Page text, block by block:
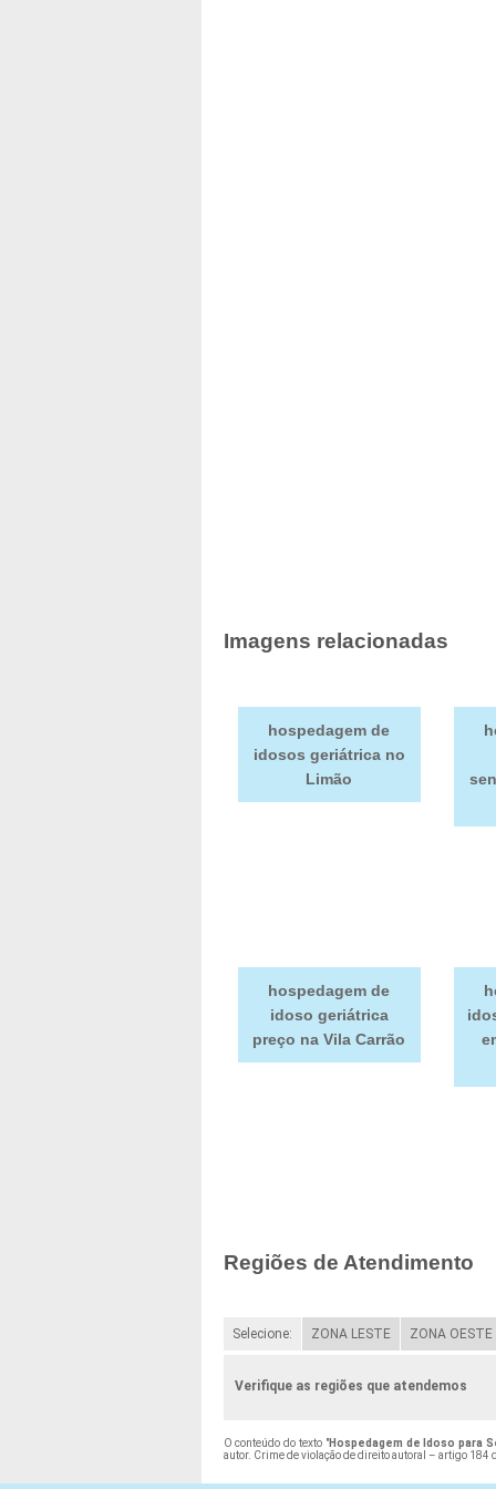
Imagens relacionadas
hospedagem de
idosos geriátrica no
Limão
hospedagem de
idoso geriátrica
preço na Vila Carrão
Regiões de Atendimento
Selecione: ZONA LESTE ZONA OESTE
Verifique as regiões que atendemos
O conteúdo do texto "Hospedagem de Idoso para
autor. Crime de violação de direito autoral – artigo 184